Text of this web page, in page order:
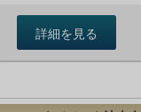
詳細を見る